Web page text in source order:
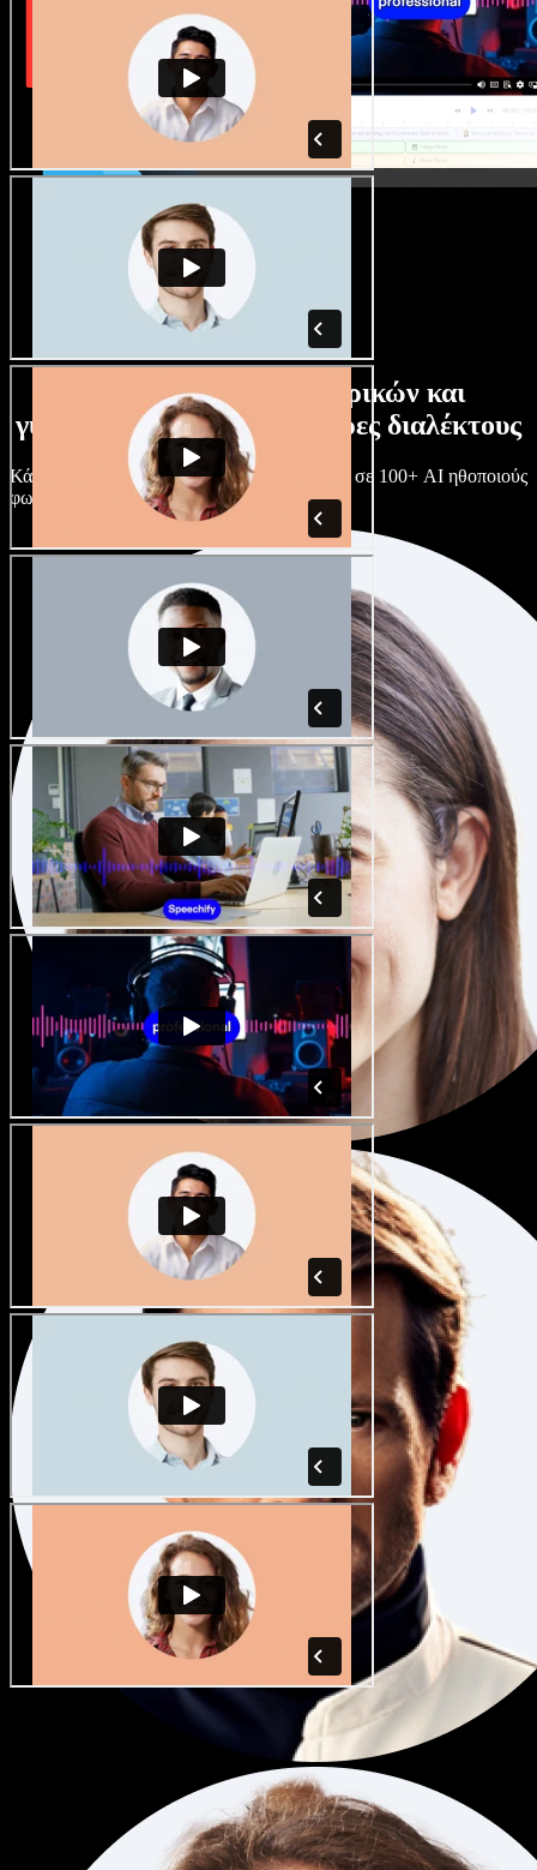
Τεράστια συλλογή ανδρικών και
γυναικείων φωνών με άπειρες διαλέκτους
Κάθε έργο είναι μοναδικό. Διάλεξε ανάμεσα σε 100+ AI ηθοποιούς
φωνής & διαλέκτους και κάν’ τους όπως θες.